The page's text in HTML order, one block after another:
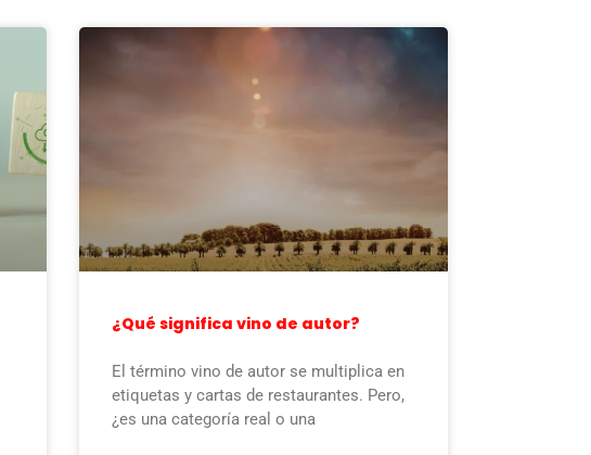
¿Qué significa vino de autor?
El término vino de autor se multiplica en
etiquetas y cartas de restaurantes. Pero,
¿es una categoría real o una